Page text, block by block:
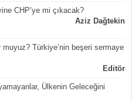
CHP’ye mi çıkacak?
Aziz Dağtekin
muyuz? Türkiye’nin beşeri sermaye
Editör
Ülkenin Geleceğini